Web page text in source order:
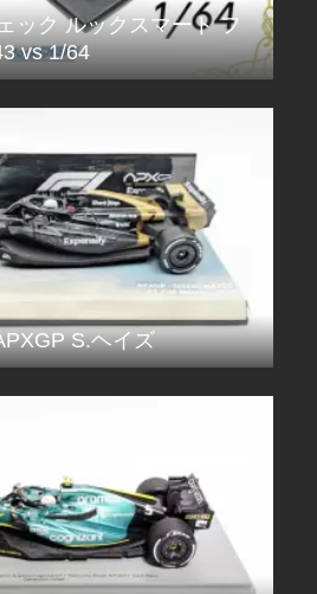
ック ルックスマート フ
vs 1/64
S.ヘイズ